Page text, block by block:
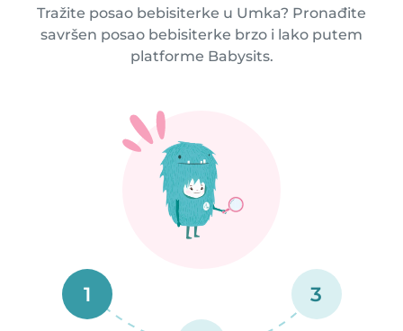
Tražite posao bebisiterke u Umka? Pronađite
savršen posao bebisiterke brzo i lako putem
platforme Babysits.
1 3